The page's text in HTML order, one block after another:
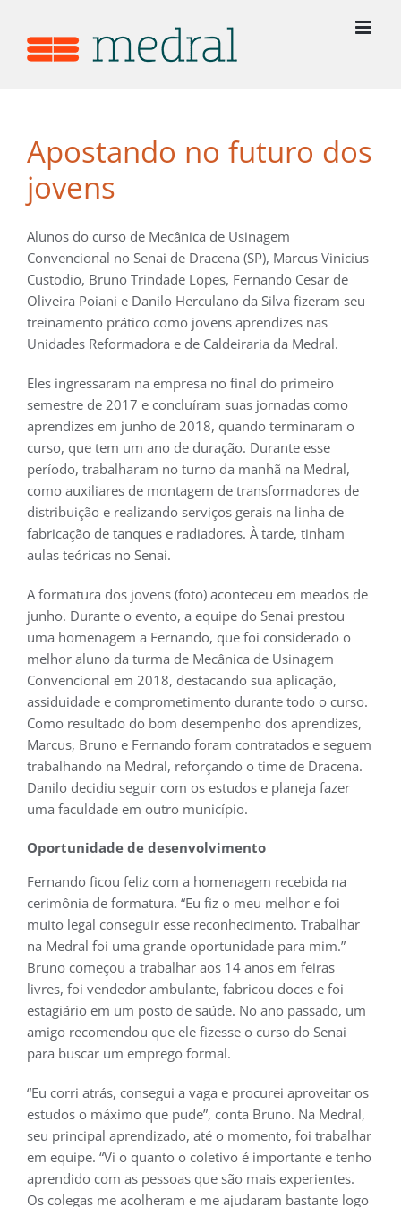
Image
Apostando no futuro dos
jovens
Alunos do curso de Mecânica de Usinagem
Convencional no Senai de Dracena (SP), Marcus Vinicius
Custodio, Bruno Trindade Lopes, Fernando Cesar de
Oliveira Poiani e Danilo Herculano da Silva fizeram seu
treinamento prático como jovens aprendizes nas
Unidades Reformadora e de Caldeiraria da Medral.
Eles ingressaram na empresa no final do primeiro
semestre de 2017 e concluíram suas jornadas como
aprendizes em junho de 2018, quando terminaram o
curso, que tem um ano de duração. Durante esse
período, trabalharam no turno da manhã na Medral,
como auxiliares de montagem de transformadores de
distribuição e realizando serviços gerais na linha de
fabricação de tanques e radiadores. À tarde, tinham
aulas teóricas no Senai.
A formatura dos jovens (foto) aconteceu em meados de
junho. Durante o evento, a equipe do Senai prestou
uma homenagem a Fernando, que foi considerado o
melhor aluno da turma de Mecânica de Usinagem
Convencional em 2018, destacando sua aplicação,
assiduidade e comprometimento durante todo o curso.
Como resultado do bom desempenho dos aprendizes,
Marcus, Bruno e Fernando foram contratados e seguem
trabalhando na Medral, reforçando o time de Dracena.
Danilo decidiu seguir com os estudos e planeja fazer
uma faculdade em outro município.
Oportunidade de desenvolvimento
Fernando ficou feliz com a homenagem recebida na
cerimônia de formatura. “Eu fiz o meu melhor e foi
muito legal conseguir esse reconhecimento. Trabalhar
na Medral foi uma grande oportunidade para mim.”
Bruno começou a trabalhar aos 14 anos em feiras
livres, foi vendedor ambulante, fabricou doces e foi
estagiário em um posto de saúde. No ano passado, um
amigo recomendou que ele fizesse o curso do Senai
para buscar um emprego formal.
“Eu corri atrás, consegui a vaga e procurei aproveitar os
estudos o máximo que pude”, conta Bruno. Na Medral,
seu principal aprendizado, até o momento, foi trabalhar
em equipe. “Vi o quanto o coletivo é importante e tenho
aprendido com as pessoas que são mais experientes.
Os colegas me acolheram e me ajudaram bastante logo